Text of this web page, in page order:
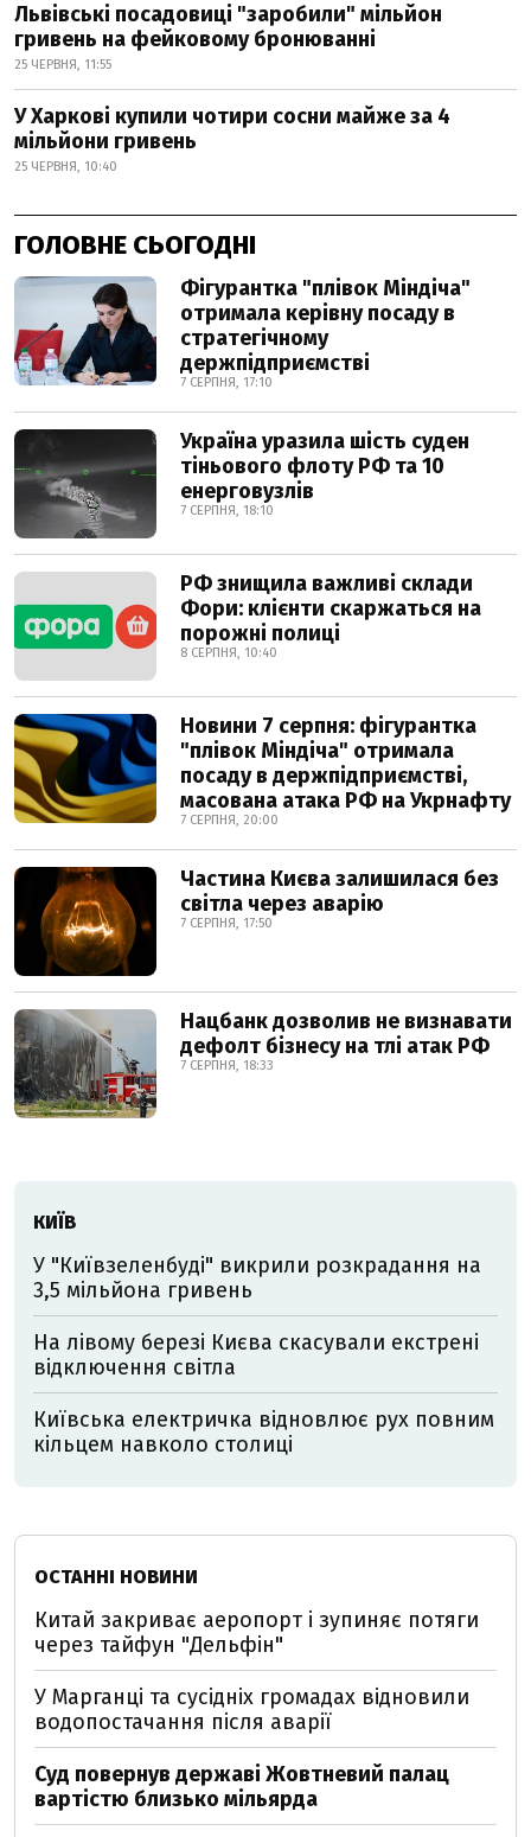
Львівські посадовиці "заробили" мільйон
гривень на фейковому бронюванні
25 ЧЕРВНЯ, 11:55
У Харкові купили чотири сосни майже за 4
мільйони гривень
25 ЧЕРВНЯ, 10:40
ГОЛОВНЕ СЬОГОДНІ
Фігурантка "плівок Міндіча"
отримала керівну посаду в
стратегічному
держпідприємстві
7 СЕРПНЯ, 17:10
Україна уразила шість суден
тіньового флоту РФ та 10
енерговузлів
7 СЕРПНЯ, 18:10
РФ знищила важливі склади
Фори: клієнти скаржаться на
порожні полиці
8 СЕРПНЯ, 10:40
Новини 7 серпня: фігурантка
"плівок Міндіча" отримала
посаду в держпідприємстві,
масована атака РФ на Укрнафту
7 СЕРПНЯ, 20:00
Частина Києва залишилася без
світла через аварію
7 СЕРПНЯ, 17:50
Нацбанк дозволив не визнавати
дефолт бізнесу на тлі атак РФ
7 СЕРПНЯ, 18:33
КИЇВ
У "Київзеленбуді" викрили розкрадання на
3,5 мільйона гривень
На лівому березі Києва скасували екстрені
відключення світла
Київська електричка відновлює рух повним
кільцем навколо столиці
ОСТАННІ НОВИНИ
Китай закриває аеропорт і зупиняє потяги
через тайфун "Дельфін"
У Марганці та сусідніх громадах відновили
водопостачання після аварії
Суд повернув державі Жовтневий палац
вартістю близько мільярда